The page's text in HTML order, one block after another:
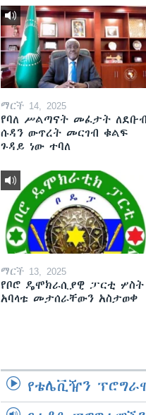
ማርች 14, 2025
የባለ ሥልጣናት መፈታት ለደቡብ
ሱዳን ውጥረት መርገብ ቁልፍ
ጉዳይ ነው ተባለ
ማርች 13, 2025
የቦሮ ዴሞክራሲያዊ ፓርቲ ሦስት
አባላቱ መታሰራቸውን አስታወቀ
የቴሌቪዥን